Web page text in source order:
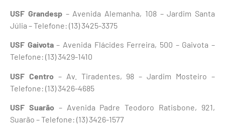
USF Grandesp– Avenida Alemanha, 108 – Jardim Santa
Júlia – Telefone: (13) 3425-3375
USF Gaivota– Avenida Flácides Ferreira, 500 – Gaivota –
Telefone: (13) 3429-1410
USF Centro– Av. Tiradentes, 98 – Jardim Mosteiro –
Telefone: (13) 3426-4685
USF Suarão– Avenida Padre Teodoro Ratisbone, 921,
Suarão – Telefone: (13) 3426-1577